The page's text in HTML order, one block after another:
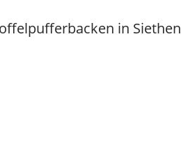
in Siethen